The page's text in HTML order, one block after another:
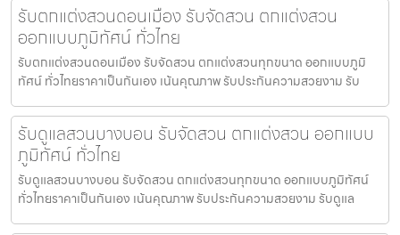
รับตกแต่งสวนดอนเมือง รับจัดสวน ตกแต่งสวน
ออกแบบภูมิทัศน์ ทั่วไทย
รับตกแต่งสวนดอนเมือง รับจัดสวน ตกแต่งสวนทุกขนาด ออกแบบภูมิ
ทัศน์ ทั่วไทยราคาเป็นกันเอง เน้นคุณภาพ รับประกันความสวยงาม รับ
รับดูแลสวนบางบอน รับจัดสวน ตกแต่งสวน ออกแบบ
ภูมิทัศน์ ทั่วไทย
รับดูแลสวนบางบอน รับจัดสวน ตกแต่งสวนทุกขนาด ออกแบบภูมิทัศน์
ทั่วไทยราคาเป็นกันเอง เน้นคุณภาพ รับประกันความสวยงาม รับดูแล